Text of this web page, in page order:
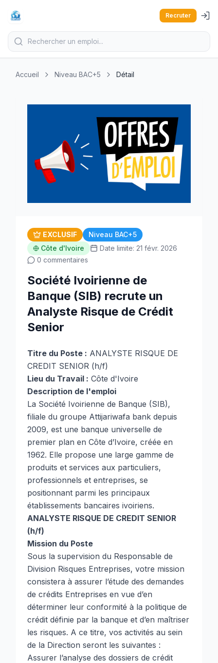
Recruter
Accueil Niveau BAC+5 Détail
EXCLUSIF
Niveau BAC+5
Côte d'Ivoire
Date limite: 21 févr. 2026
0 commentaires
Société Ivoirienne de
Banque (SIB) recrute un
Analyste Risque de Crédit
Senior
Titre du Poste : ANALYSTE RISQUE DE
CREDIT SENIOR (h/f)
Lieu du Travail : Côte d'Ivoire
Description de l'emploi
La Société Ivoirienne de Banque (SIB),
filiale du groupe Attijariwafa bank depuis
2009, est une banque universelle de
premier plan en Côte d’Ivoire, créée en
1962. Elle propose une large gamme de
produits et services aux particuliers,
professionnels et entreprises, se
positionnant parmi les principaux
établissements bancaires ivoiriens.
ANALYSTE RISQUE DE CREDIT SENIOR
(h/f)
Mission du Poste
Sous la supervision du Responsable de
Division Risques Entreprises, votre mission
consistera à assurer l’étude des demandes
de crédits Entreprises en vue d’en
déterminer leur conformité à la politique de
crédit définie par la banque et d’en maîtriser
les risques. A ce titre, vos activités au sein
de la Direction seront les suivantes :
Assurer l’analyse des dossiers de crédit